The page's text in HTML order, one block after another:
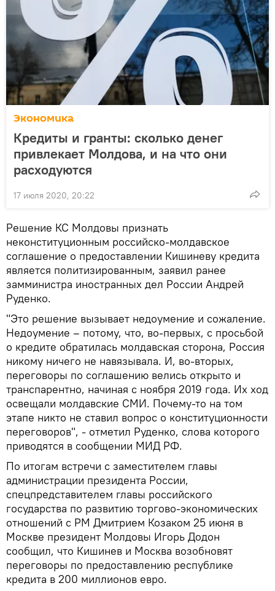
Экономика
Кредиты и гранты: сколько денег
привлекает Молдова, и на что они
расходуются
17 июля 2020, 20:22
Решение КС Молдовы признать
неконституционным российско-молдавское
соглашение о предоставлении Кишиневу кредита
является политизированным, заявил ранее
замминистра иностранных дел России Андрей
Руденко.
"Это решение вызывает недоумение и сожаление.
Недоумение – потому, что, во-первых, с просьбой
о кредите обратилась молдавская сторона, Россия
никому ничего не навязывала. И, во-вторых,
переговоры по соглашению велись открыто и
транспарентно, начиная с ноября 2019 года. Их ход
освещали молдавские СМИ. Почему-то на том
этапе никто не ставил вопрос о конституционности
переговоров", - отметил Руденко, слова которого
приводятся в сообщении МИД РФ.
По итогам встречи с заместителем главы
администрации президента России,
спецпредставителем главы российского
государства по развитию торгово-экономических
отношений с РМ Дмитрием Козаком 25 июня в
Москве президент Молдовы Игорь Додон
сообщил, что Кишинев и Москва возобновят
переговоры по предоставлению республике
кредита в 200 миллионов евро.